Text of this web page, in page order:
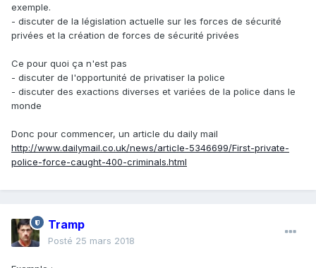
exemple.
- discuter de la législation actuelle sur les forces de sécurité
privées et la création de forces de sécurité privées
Ce pour quoi ça n'est pas
- discuter de l'opportunité de privatiser la police
- discuter des exactions diverses et variées de la police dans le
monde
Donc pour commencer, un article du daily mail
http://www.dailymail.co.uk/news/article-5346699/First-private-
police-force-caught-400-criminals.html
Tramp
Posté 25 mars 2018